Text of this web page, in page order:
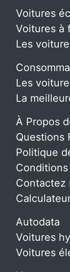
Voitures
Voitures à
Les
Les
La
À Propos
Questions
Politique
Contactez
Autodata
Voitures
Voitures